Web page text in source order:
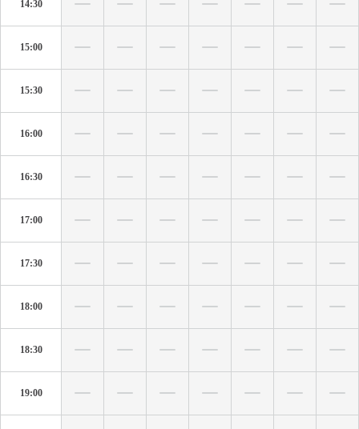
14:30
15:00
15:30
16:00
16:30
17:00
17:30
18:00
18:30
19:00